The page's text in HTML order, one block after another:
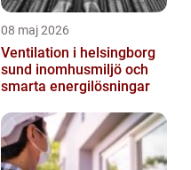
08 maj 2026
Ventilation i helsingborg
sund inomhusmiljö och
smarta energilösningar